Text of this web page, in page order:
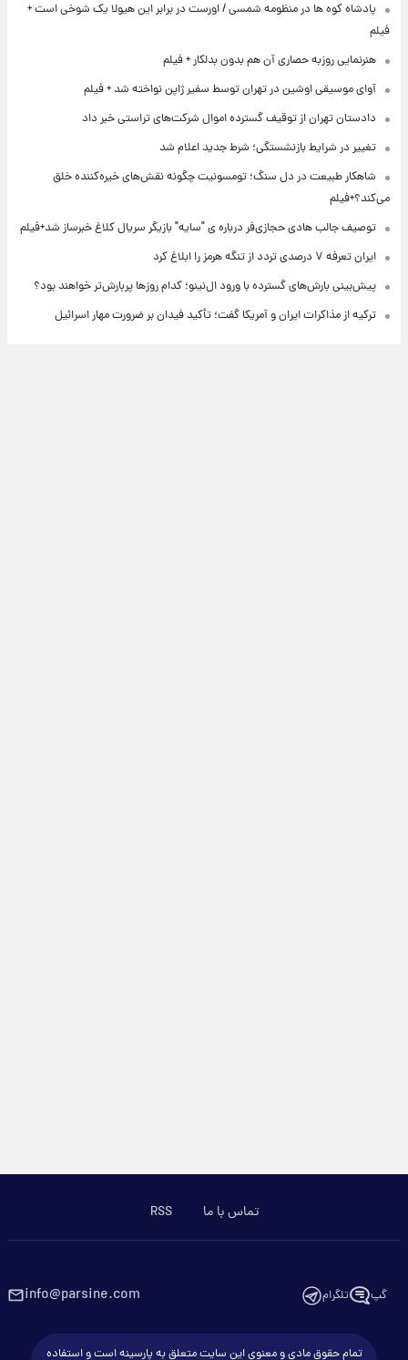
پادشاه کوه ها در منظومه شمسی / اورست در برابر این هیولا یک شوخی است +
فیلم
هنرنمایی روزبه حصاری آن هم بدون بدلکار + فیلم
آوای موسیقی اوشین در تهران توسط سفیر ژاپن نواخته شد + فیلم
دادستان تهران از توقیف گسترده اموال شرکت‌های تراستی خبر داد
تغییر در شرایط بازنشستگی؛ شرط جدید اعلام شد
شاهکار طبیعت در دل سنگ؛ تومسونیت چگونه نقش‌های خیره‌کننده خلق
می‌کند؟+فیلم
توصیف جالب هادی حجازی‌فر درباره ی "سایه" بازیگر سریال کلاغ خبرساز شد+فیلم
ایران تعرفه ۷ درصدی تردد از تنگه هرمز را ابلاغ کرد
پیش‌بینی بارش‌های گسترده با ورود ال‌نینو؛ کدام روزها پربارش‌تر خواهند بود؟
ترکیه از مذاکرات ایران و آمریکا گفت؛ تأکید فیدان بر ضرورت مهار اسرائیل
تماس با ما RSS
گپ تلگرام info@parsine.com
تمام حقوق مادی و معنوی این سایت متعلق به پارسینه است و استفاده